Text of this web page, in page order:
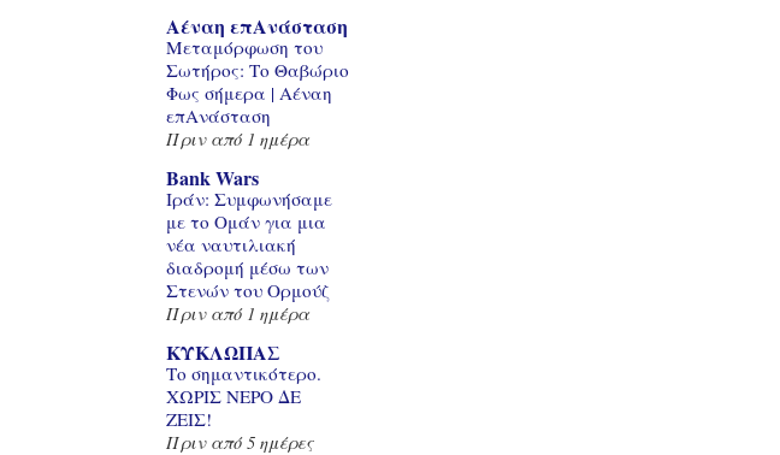
Αέναη επΑνάσταση
Μεταμόρφωση του
Σωτήρος: Το Θαβώριο
Φως σήμερα | Αέναη
επΑνάσταση
Πριν από 1 ημέρα
Bank Wars
Ιράν: Συμφωνήσαμε
με το Ομάν για μια
νέα ναυτιλιακή
διαδρομή μέσω των
Στενών του Ορμούζ
Πριν από 1 ημέρα
ΚΥΚΛΩΠΑΣ
Το σημαντικότερο.
ΧΩΡΙΣ ΝΕΡΟ ΔΕ
ΖΕΙΣ!
Πριν από 5 ημέρες